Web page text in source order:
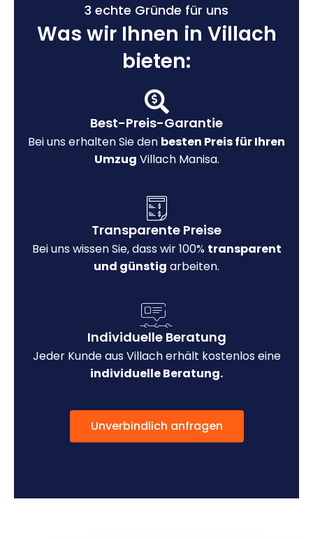
3 echte Gründe für uns
Was wir Ihnen in Villach
bieten:
Best-Preis-Garantie
Bei uns erhalten Sie den besten Preis für Ihren
Umzug Villach Manisa.
Transparente Preise
Bei uns wissen Sie, dass wir 100% transparent
und günstig arbeiten.
Individuelle Beratung
Jeder Kunde aus Villach erhält kostenlos eine
individuelle Beratung.
Unverbindlich anfragen